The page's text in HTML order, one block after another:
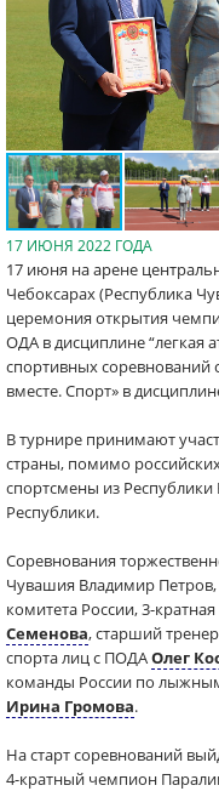
17 ИЮНЯ 2022 ГОДА
17 июня на арене
Чебоксарах (Республика
церемония открытия
ОДА в дисциплине “легкая
спортивных
вместе. Спорт» в
В турнире принимают
страны, помимо
спортсмены из
Республики.
Соревнования
Чувашия Владимир
комитета России, 3-
Семенова, старший
спорта лиц с ПОДАОлег
команды России по
Ирина Громова.
На старт соревнований
4-кратный чемпион